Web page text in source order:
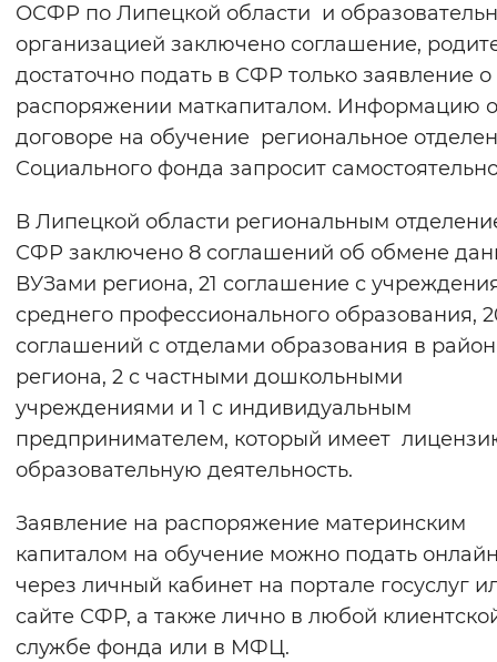
ОСФР по Липецкой области и
организацией заключено соглашение,
достаточно подать в СФР только заявление о
распоряжении маткапиталом. Информацию о
договоре на обучение региональное
Социального фонда запросит
В Липецкой области региональным
СФР заключено 8 соглашений об обмене
ВУЗами региона, 21 соглашение с
среднего профессионального образования,
соглашений с отделами образования в
региона, 2 с частными дошкольными
учреждениями и 1 с индивидуальным
предпринимателем, который имеет
образовательную деятельность.
Заявление на распоряжение материнским
капиталом на обучение можно подать
через личный кабинет на портале госуслуг
сайте СФР, а также лично в любой
службе фонда или в МФЦ.